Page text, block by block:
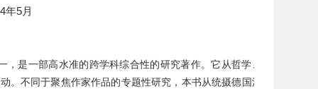
年5月
是一部高水准的跨学科综合性的研究著作。它从哲学、文
不同于聚焦作家作品的专题性研究，本书从统摄德国浪漫